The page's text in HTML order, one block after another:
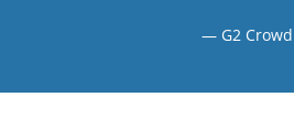
G2 Crowd